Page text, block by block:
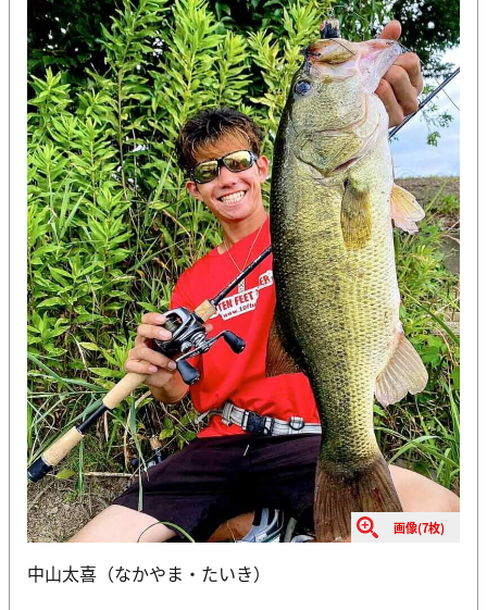
画像(7枚)
中山太喜（なかやま・たいき）